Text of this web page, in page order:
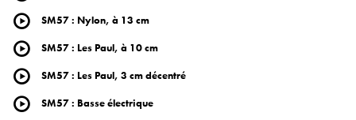
SM57: Nylon, à 13 cm
SM57: Les Paul, à 10 cm
SM57: Les Paul, 3 cm décentré
SM57: Basse électrique